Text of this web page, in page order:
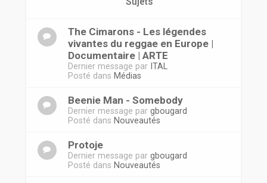
The Cimarons - Les légendes
vivantes du reggae en Europe |
Documentaire | ARTE
Dernier message par ITAL
Posté dans Médias
Beenie Man - Somebody
Dernier message par gbougard
Posté dans Nouveautés
Protoje
Dernier message par gbougard
Posté dans Nouveautés